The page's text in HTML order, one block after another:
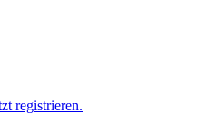
registrieren.